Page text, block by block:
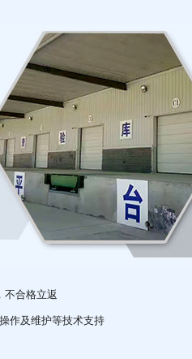
不合格立返
作及维护等技术支持